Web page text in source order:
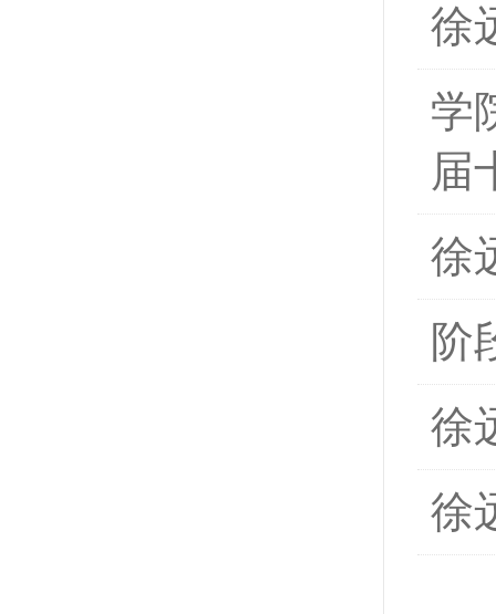
徐
学
届
徐
阶
徐
徐